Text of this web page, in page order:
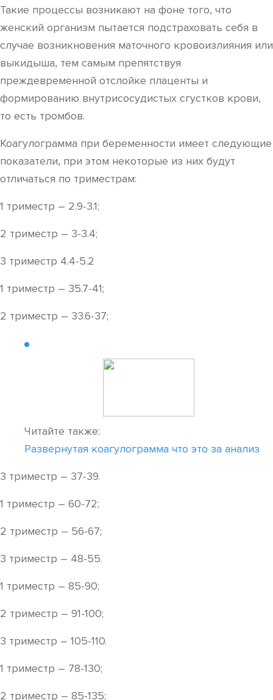
Такие процессы возникают на фоне того, что
женский организм пытается подстраховать себя в
случае возникновения маточного кровоизлияния или
выкидыша, тем самым препятствуя
преждевременной отслойке плаценты и
формированию внутрисосудистых сгустков крови,
то есть тромбов.
Коагулограмма при беременности имеет следующие
показатели, при этом некоторые из них будут
отличаться по триместрам:
1 триместр – 2.9-3.1;
2 триместр – 3-3.4;
3 триместр 4.4-5.2
1 триместр – 35.7-41;
2 триместр – 33.6-37;
Читайте также:
Развернутая коагулограмма что это за анализ
3 триместр – 37-39.
1 триместр – 60-72;
2 триместр – 56-67;
3 триместр – 48-55.
1 триместр – 85-90;
2 триместр – 91-100;
3 триместр – 105-110.
1 триместр – 78-130;
2 триместр – 85-135;